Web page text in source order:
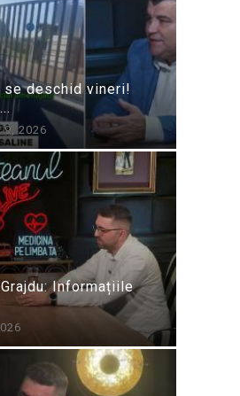
se deschid vineri!
9, 2026
Informațiile